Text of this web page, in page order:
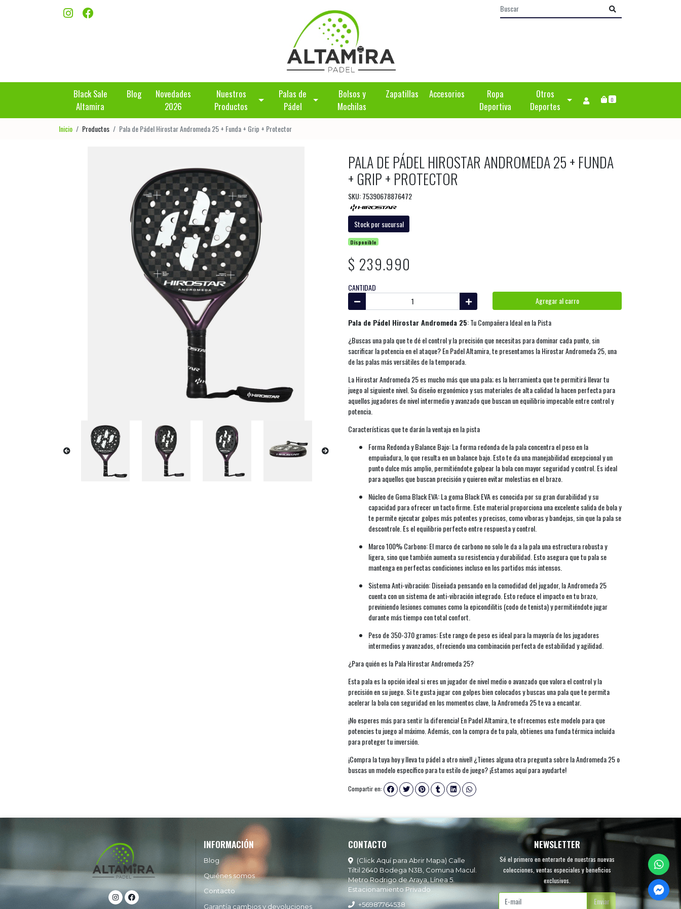
Black Sale
Altamira
Blog
Novedades
2026
Nuestros
Productos
Palas de
Pádel
Bolsos y
Mochilas
Zapatillas Accesorios
Ropa
Deportiva
Otros
Deportes
0
Inicio Productos Pala de Pádel Hirostar Andromeda 25 + Funda + Grip + Protector
PALA DE PÁDEL HIROSTAR ANDROMEDA 25 + FUNDA
+ GRIP + PROTECTOR
SKU: 75390678876472
Stock por sucursal
Disponible
$ 239.990
CANTIDAD
Agregar al carro
Pala de Pádel Hirostar Andromeda 25: Tu Compañera Ideal en la Pista
¿Buscas una pala que te dé el control y la precisión que necesitas para dominar cada punto, sin
sacrificar la potencia en el ataque? En Padel Altamira, te presentamos la Hirostar Andromeda 25, una
de las palas más versátiles de la temporada.
La Hirostar Andromeda 25 es mucho más que una pala; es la herramienta que te permitirá llevar tu
juego al siguiente nivel. Su diseño ergonómico y sus materiales de alta calidad la hacen perfecta para
aquellos jugadores de nivel intermedio y avanzado que buscan un equilibrio impecable entre control y
potencia.
Características que te darán la ventaja en la pista
Forma Redonda y Balance Bajo: La forma redonda de la pala concentra el peso en la
empuñadura, lo que resulta en un balance bajo. Esto te da una manejabilidad excepcional y un
punto dulce más amplio, permitiéndote golpear la bola con mayor seguridad y control. Es ideal
para aquellos que buscan precisión y quieren evitar molestias en el brazo.
Núcleo de Goma Black EVA: La goma Black EVA es conocida por su gran durabilidad y su
capacidad para ofrecer un tacto firme. Este material proporciona una excelente salida de bola y
te permite ejecutar golpes más potentes y precisos, como víboras y bandejas, sin que la pala se
descontrole. Es el equilibrio perfecto entre respuesta y control.
Marco 100% Carbono: El marco de carbono no solo le da a la pala una estructura robusta y
ligera, sino que también aumenta su resistencia y durabilidad. Esto asegura que tu pala se
mantenga en perfectas condiciones incluso en los partidos más intensos.
Sistema Anti-vibración: Diseñada pensando en la comodidad del jugador, la Andromeda 25
cuenta con un sistema de anti-vibración integrado. Esto reduce el impacto en tu brazo,
previniendo lesiones comunes como la epicondilitis (codo de tenista) y permitiéndote jugar
durante más tiempo con total confort.
Peso de 350-370 gramos: Este rango de peso es ideal para la mayoría de los jugadores
intermedios y avanzados, ofreciendo una combinación perfecta de estabilidad y agilidad.
¿Para quién es la Pala Hirostar Andromeda 25?
Esta pala es la opción ideal si eres un jugador de nivel medio o avanzado que valora el control y la
precisión en su juego. Si te gusta jugar con golpes bien colocados y buscas una pala que te permita
acelerar la bola con seguridad en los momentos clave, la Andromeda 25 te va a encantar.
¡No esperes más para sentir la diferencia! En Padel Altamira, te ofrecemos este modelo para que
potencies tu juego al máximo. Además, con la compra de tu pala, obtienes una funda térmica incluida
para proteger tu inversión.
¡Compra la tuya hoy y lleva tu pádel a otro nivel! ¿Tienes alguna otra pregunta sobre la Andromeda 25 o
buscas un modelo específico para tu estilo de juego? ¡Estamos aquí para ayudarte!
Compartir en:
INFORMACIÓN
Blog
Quiénes somos
Contacto
Garantía cambios y devoluciones
CONTACTO
(Click Aquí para Abrir Mapa) Calle
Tiltil 2640 Bodega N3B, Comuna Macul.
Metro Rodrigo de Araya, Línea 5.
Estacionamiento Privado
+56987764538
NEWSLETTER
Sé el primero en enterarte de nuestras nuevas
colecciones, ventas especiales y beneficios
exclusivos.
Enviar